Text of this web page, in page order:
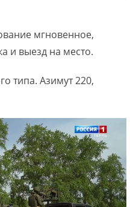
мгновенное,
и выезд на место.
типа. Азимут 220,